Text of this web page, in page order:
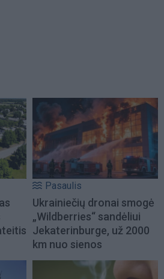
Pasaulis
Ukrainiečių dronai smogė
„Wildberries“ sandėliui
Jekaterinburge, už 2000
km nuo sienos